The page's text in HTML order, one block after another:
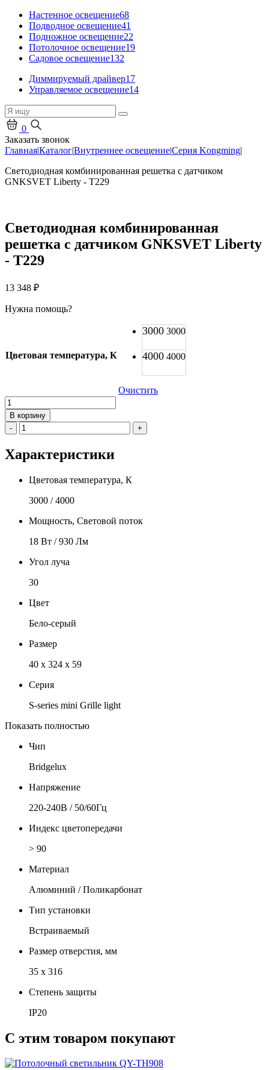
Настенное освещение68
Подводное освещение41
Подножное освещение22
Потолочное освещение19
Садовое освещение132
Диммируемый драйвер17
Управляемое освещение14
0
Заказать звонок
Главная|Каталог|Внутреннее освещение|Серия Kongming|
Светодиодная комбинированная решетка с датчиком
GNKSVET Liberty - T229
Светодиодная комбинированная
решетка с датчиком GNKSVET Liberty
- T229
13 348 ₽
Нужна помощь?
Цветовая температура, К
3000 3000
4000 4000
Очистить
Количество
товара
Светодиодная
комбинированная
с
GNKSVET
В корзину
-
+
Характеристики
Цветовая температура, К
3000 / 4000
Мощность, Световой поток
18 Вт / 930 Лм
Угол луча
30
Цвет
Бело-серый
Размер
40 x 324 x 59
Серия
S-series mini Grille light
Показать полностью
Чип
Bridgelux
Напряжение
220-240В / 50/60Гц
Индекс цветопередачи
> 90
Материал
Алюминий / Поликарбонат
Тип установки
Встраиваемый
Размер отверстия, мм
35 x 316
Степень защиты
IP20
С этим товаром покупают